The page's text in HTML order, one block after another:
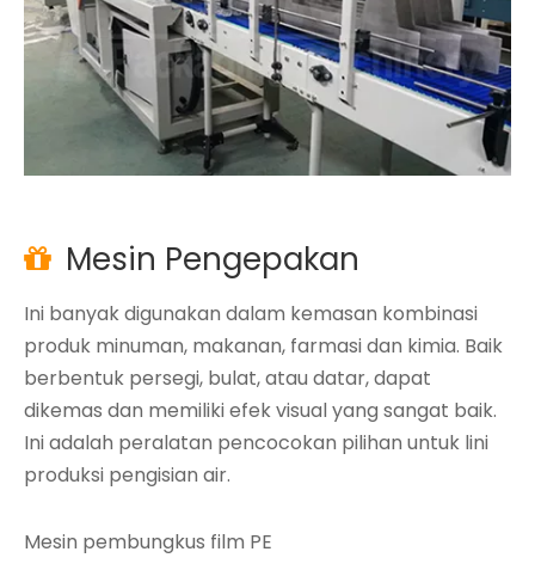
 Mesin Pengepakan
Ini banyak digunakan dalam kemasan kombinasi
produk minuman, makanan, farmasi dan kimia. Baik
berbentuk persegi, bulat, atau datar, dapat
dikemas dan memiliki efek visual yang sangat baik.
Ini adalah peralatan pencocokan pilihan untuk lini
produksi pengisian air.
Mesin pembungkus film PE